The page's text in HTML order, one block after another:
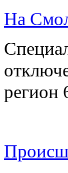
На
регион